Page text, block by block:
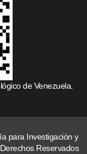
de Venezuela.
para Investigación y
Reservados